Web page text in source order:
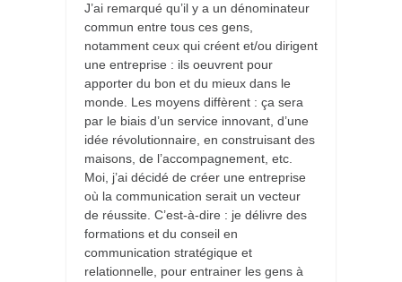
J’ai remarqué qu’il y a un dénominateur
commun entre tous ces gens,
notamment ceux qui créent et/ou dirigent
une entreprise : ils oeuvrent pour
apporter du bon et du mieux dans le
monde. Les moyens diffèrent : ça sera
par le biais d’un service innovant, d’une
idée révolutionnaire, en construisant des
maisons, de l’accompagnement, etc.
Moi, j’ai décidé de créer une entreprise
où la communication serait un vecteur
de réussite. C’est-à-dire : je délivre des
formations et du conseil en
communication stratégique et
relationnelle, pour entrainer les gens à